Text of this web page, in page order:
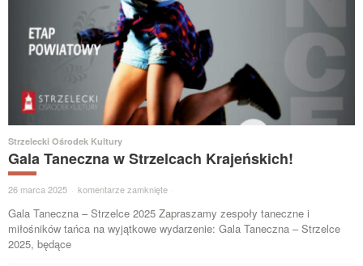
Strzelecki Ośrodek Kultury
Gala Taneczna w Strzelcach Krajeńskich!
26 marca 2025 · komentarze zamknięte ·
Gala Taneczna – Strzelce 2025 Zapraszamy zespoły taneczne i
miłośników tańca na wyjątkowe wydarzenie: Gala Taneczna – Strzelce
2025, będące